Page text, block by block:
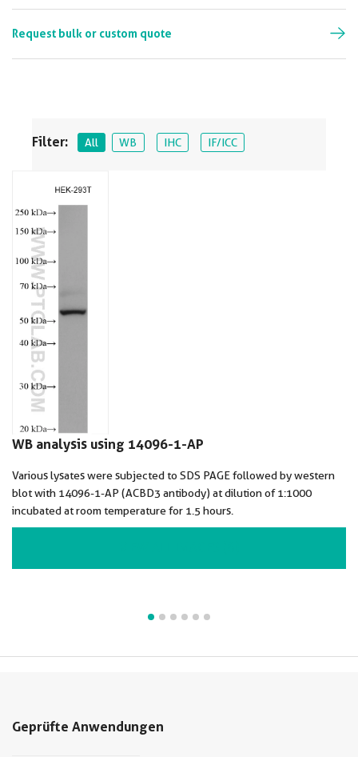
Filter: All WB IHC IF/ICC
WB analysis using 14096-1-AP
Various lysates were subjected to SDS PAGE followed by western
blot with 14096-1-AP (ACBD3 antibody) at dilution of 1:1000
incubated at room temperature for 1.5 hours.
Request bulk or custom quote
Geprüfte Anwendungen